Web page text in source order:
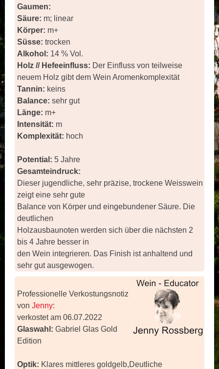
Gaumen:
Säure: m; linear
Körper: m+
Süsse: trocken
Alkohol: 14 % Vol.
Holz // Hefeeinfluss: Der Einfluss von teilweise
neuem Holz gibt dem Wein Aromenkomplexität
Tannin: keins
Balance: sehr gut
Länge: m+
Intensität: m
Komplexität: hoch
Potential: 5 Jahre
Gesamteindruck:
Dieser jugendliche, sehr präzise, trockene Weisswein
zeigt eine sehr gute
Balance von Körper und eingebundener Säure. Die
deutlichen
Holzausbaunoten werden sich über die nächsten 2
bis 4 Jahre besser in
den Wein integrieren. Das Finish ist anhaltend und
sehr gut ausgewogen.
Professionelle Verkostungsnotiz
vonJenny:
verkostet am 06.07.2022
Glaswahl: Gabriel Glas Gold
Edition
Optik: Klares mittleres goldgelb,Deutliche